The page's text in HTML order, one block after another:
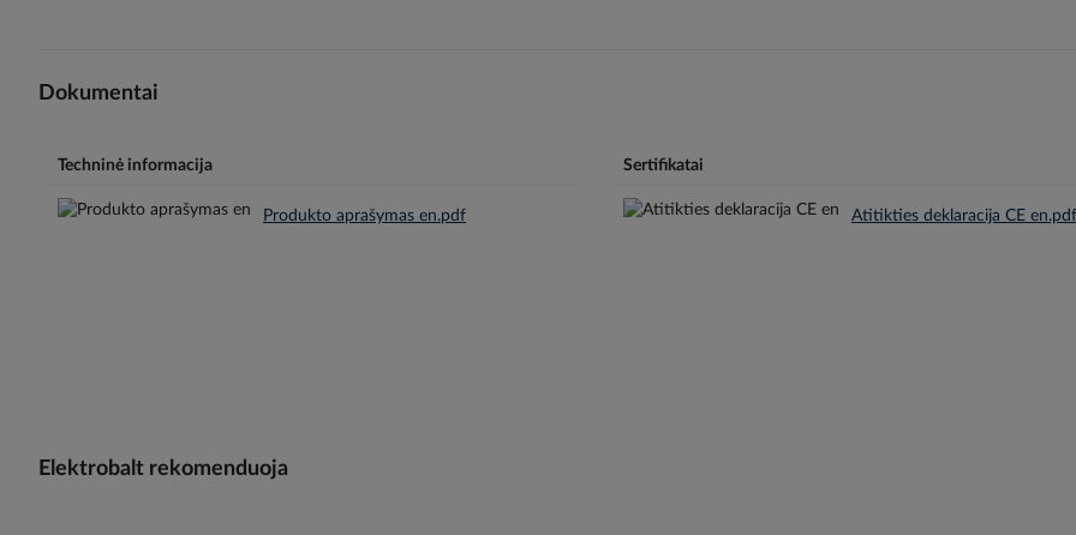
Dokumentai
Techninė informacija
Produkto aprašymas en.pdf
Sertifikatai
Atitikties deklaracija CE en.pdf
Elektrobalt rekomenduoja